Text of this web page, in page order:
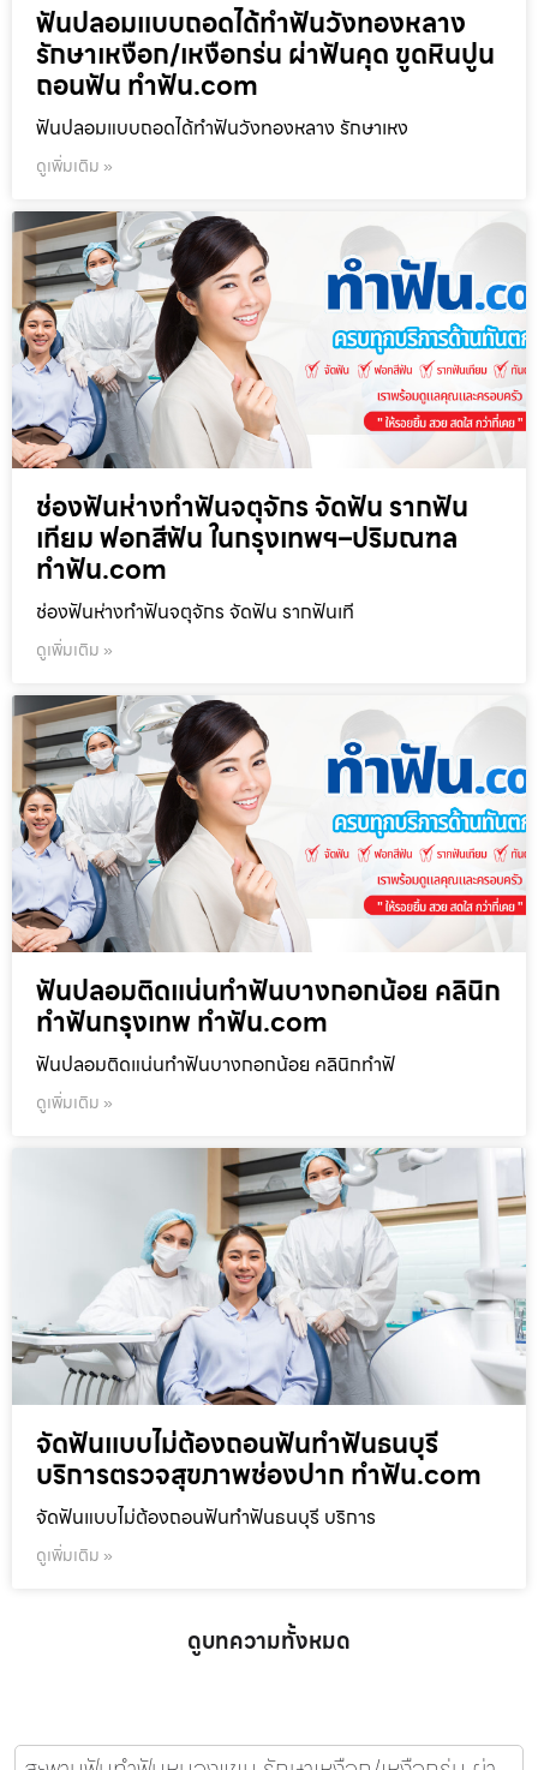
ฟันปลอมแบบถอดได้ทำฟันวังทองหลาง
รักษาเหงือก/เหงือกร่น ผ่าฟันคุด ขูดหินปูน
ถอนฟัน ทำฟัน.com
ฟันปลอมแบบถอดได้ทำฟันวังทองหลาง รักษาเหง
ดูเพิ่มเติม »
ช่องฟันห่างทำฟันจตุจักร จัดฟัน รากฟัน
เทียม ฟอกสีฟัน ในกรุงเทพฯ–ปริมณฑล
ทำฟัน.com
ช่องฟันห่างทำฟันจตุจักร จัดฟัน รากฟันเที
ดูเพิ่มเติม »
ฟันปลอมติดแน่นทำฟันบางกอกน้อย คลินิก
ทำฟันกรุงเทพ ทำฟัน.com
ฟันปลอมติดแน่นทำฟันบางกอกน้อย คลินิกทำฟั
ดูเพิ่มเติม »
จัดฟันแบบไม่ต้องถอนฟันทำฟันธนบุรี
บริการตรวจสุขภาพช่องปาก ทำฟัน.com
จัดฟันแบบไม่ต้องถอนฟันทำฟันธนบุรี บริการ
ดูเพิ่มเติม »
ดูบทความทั้งหมด